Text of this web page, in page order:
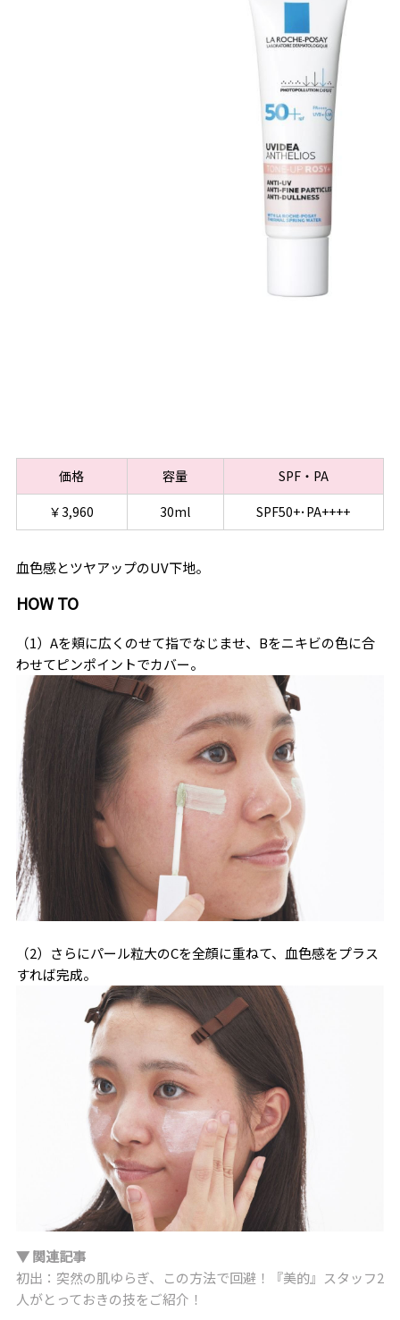
価格 容量
SPF・PA
￥3,960
30ml SPF50+･PA++++
血色感とツヤアップのUV下地。
HOW TO
（1）Aを頬に広くのせて指でなじませ、Bをニキビの色に合
わせてピンポイントでカバー。
（2）さらにパール粒大のCを全顔に重ねて、血色感をプラス
すれば完成。
▼ 関連記事
初出：突然の肌ゆらぎ、この方法で回避！『美的』スタッフ2
人がとっておきの技をご紹介！